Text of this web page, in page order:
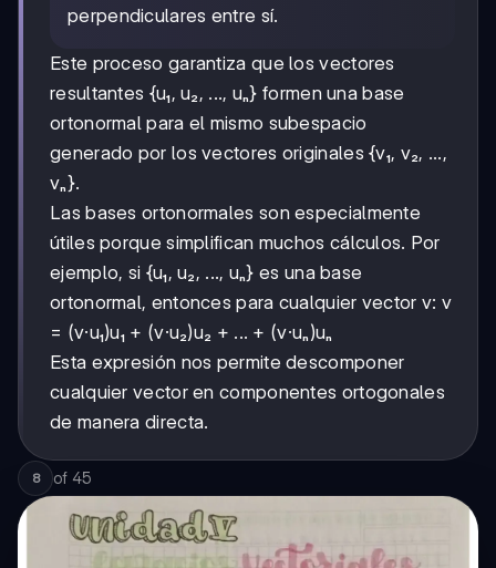
perpendiculares entre sí.
Este proceso garantiza que los vectores
resultantes {u₁, u₂, ..., uₙ} formen una base
ortonormal para el mismo subespacio
generado por los vectores originales {v₁, v₂, ...,
vₙ}.
Las bases ortonormales son especialmente
útiles porque simplifican muchos cálculos. Por
ejemplo, si {u₁, u₂, ..., uₙ} es una base
ortonormal, entonces para cualquier vector v: v
= (v·u₁)u₁ + (v·u₂)u₂ + ... + (v·uₙ)uₙ
Esta expresión nos permite descomponer
cualquier vector en componentes ortogonales
de manera directa.
8 of 45